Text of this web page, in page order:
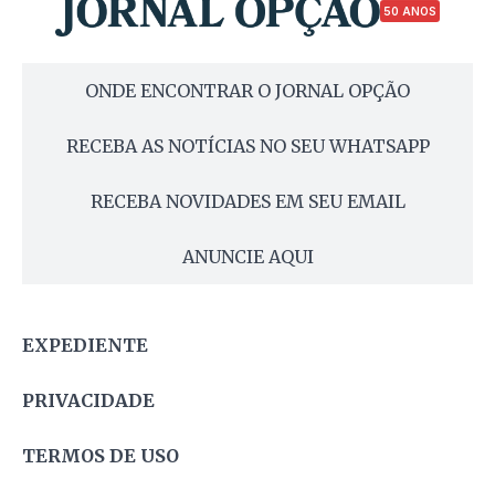
50 ANOS
ONDE ENCONTRAR O JORNAL OPÇÃO
RECEBA AS NOTÍCIAS NO SEU WHATSAPP
RECEBA NOVIDADES EM SEU EMAIL
ANUNCIE AQUI
EXPEDIENTE
PRIVACIDADE
TERMOS DE USO